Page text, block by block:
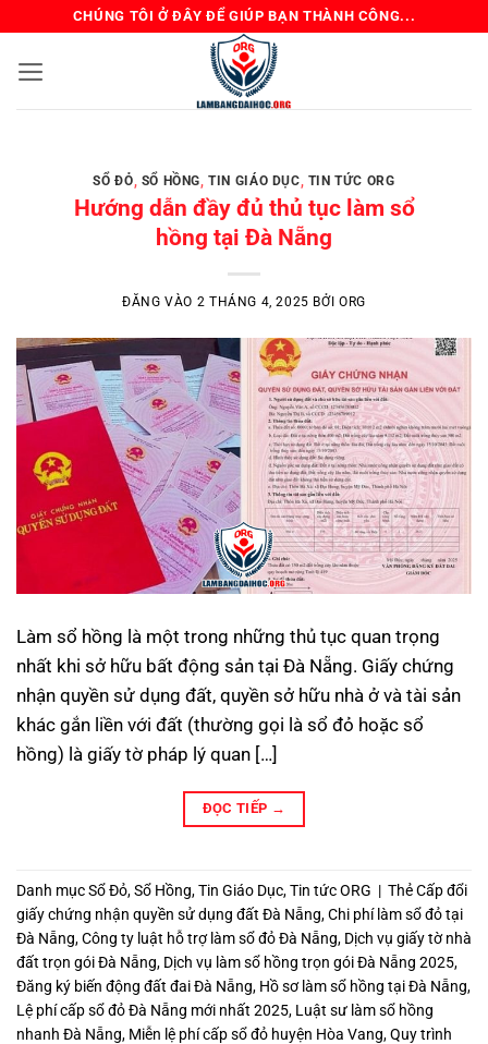
nội
CHÚNG TÔI Ở ĐÂY ĐỂ GIÚP BẠN THÀNH CÔNG...
Học – Kinh Nghiệm
Tránh Lừa Đảo
Chủ đề “mua bằng đại học” luôn là một
mảng xám được bàn tán sôi [...]
ĐỌC TIẾP→
SỔ ĐỎ, SỔ HỒNG,TIN GIÁO DỤC, TIN TỨC ORG
Hướng dẫn đầy đủ thủ tục làm sổ
hồng tại Đà Nẵng
ĐĂNG VÀO 2 THÁNG 4, 2025 BỞI ORG
Làm sổ hồng là một trong những thủ tục quan trọng
nhất khi sở hữu bất động sản tại Đà Nẵng. Giấy chứng
nhận quyền sử dụng đất, quyền sở hữu nhà ở và tài sản
khác gắn liền với đất (thường gọi là sổ đỏ hoặc sổ
hồng) là giấy tờ pháp lý quan […]
ĐỌC TIẾP →
Danh mụcSổ Đỏ,Sổ Hồng,Tin Giáo Dục,Tin tức ORG | ThẻCấp đổi
giấy chứng nhận quyền sử dụng đất Đà Nẵng,Chi phí làm sổ đỏ tại
Đà Nẵng,Công ty luật hỗ trợ làm sổ đỏ Đà Nẵng, Dịch vụ giấy tờ nhà
đất trọn gói Đà Nẵng, Dịch vụ làm sổ hồng trọn gói Đà Nẵng 2025,
Đăng ký biến động đất đai Đà Nẵng, Hồ sơ làm sổ hồng tại Đà Nẵng,
Lệ phí cấp sổ đỏ Đà Nẵng mới nhất 2025, Luật sư làm sổ hồng
nhanh Đà Nẵng, Miễn lệ phí cấp sổ đỏ huyện Hòa Vang,Quy trình